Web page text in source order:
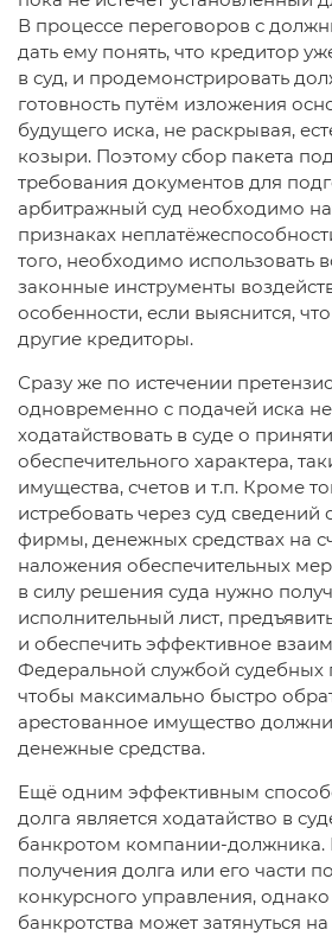
В процессе переговоров с
дать ему понять, что кредитор
в суд, и продемонстрировать
готовность путём изложения
будущего иска, не раскрывая,
козыри. Поэтому сбор пакета
требования документов для
арбитражный суд необходимо
признаках
того, необходимо использовать
законные инструменты
особенности, если выяснится, что
другие кредиторы.
Сразу же по истечении
одновременно с подачей иска
ходатайствовать в суде о
обеспечительного характера,
имущества, счетов и т.п. Кроме
истребовать через суд
фирмы, денежных средствах на
наложения обеспечительных
в силу решения суда нужно
исполнительный лист,
и обеспечить эффективное
Федеральной службой
чтобы максимально быстро
арестованное имущество
денежные средства.
Ещё одним эффективным
долга является ходатайство в
банкротом компании-должника.
получения долга или его части
конкурсного управления,
банкротства может затянуться